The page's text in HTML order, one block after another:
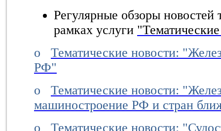
Регулярные обзоры новостей
рамках услуги
o Тематические новости:
РФ"
o Тематические новости:
машиностроение РФ и стран
o Тематические новости: